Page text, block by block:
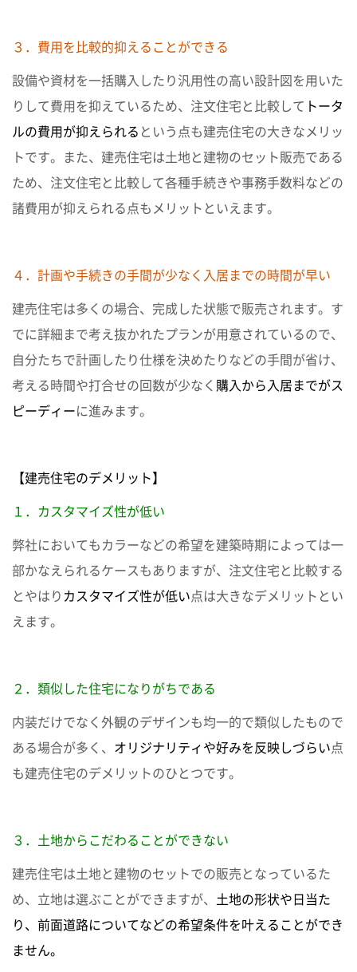
３．費用を比較的抑えることができる
設備や資材を一括購入したり汎用性の高い設計図を用いた
りして費用を抑えているため、注文住宅と比較して トータ
ルの費用が抑えられる という点も建売住宅の大きなメリッ
トです。また、建売住宅は土地と建物のセット販売である
ため、注文住宅と比較して各種手続きや事務手数料などの
諸費用が抑えられる点もメリットといえます。
４．計画や手続きの手間が少なく入居までの時間が早い
建売住宅は多くの場合、完成した状態で販売されます。す
でに詳細まで考え抜かれたプランが用意されているので、
自分たちで計画したり仕様を決めたりなどの手間が省け、
考える時間や打合せの回数が少なく 購入から入居までがス
ピーディーに進みます。
【建売住宅のデメリット】
１．カスタマイズ性が低い
弊社においてもカラーなどの希望を建築時期によっては一
部かなえられるケースもありますが、注文住宅と比較する
とやはり カスタマイズ性が低い点は大きなデメリットとい
えます。
２．類似した住宅になりがちである
内装だけでなく外観のデザインも均一的で類似したもので
ある場合が多く、 オリジナリティや好みを反映しづらい点
も建売住宅のデメリットのひとつです。
３．土地からこだわることができない
建売住宅は土地と建物のセットでの販売となっているた
め、立地は選ぶことができますが、 土地の形状や日当た
り、前面道路についてなどの希望条件を叶えることができ
ません。